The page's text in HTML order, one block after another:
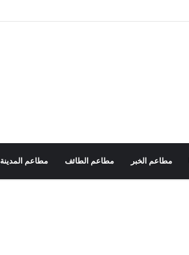
مطاعم الخبر مطاعم الطائف مطاعم المدينة